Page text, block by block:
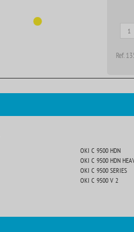
Ref.
OKI C 9500 HDN
OKI C 9500 HDN
OKI C 9500 SERIES
OKI C 9500 V 2